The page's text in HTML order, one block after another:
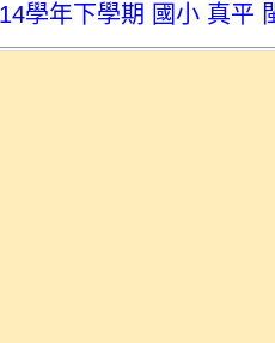
學年下學期 國小 真平